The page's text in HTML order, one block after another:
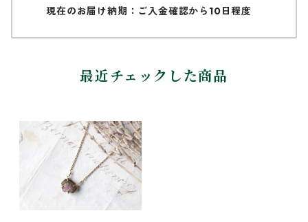
現在のお届け納期：ご入金確認から10日程度
最近チェックした商品